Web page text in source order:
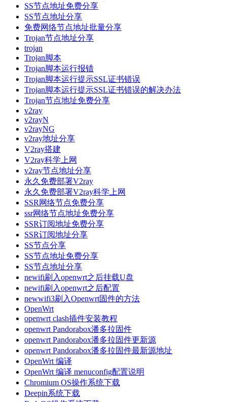
SS节点地址免费分享
SS节点地址分享
免费网络节点地址批量分享
Trojan节点地址分享
trojan
Trojan脚本
Trojan脚本运行报错
Trojan脚本运行提示SSL证书错误
Trojan脚本运行提示SSL证书错误的解决办法
Trojan节点地址免费分享
v2ray
v2rayN
v2rayNG
v2ray地址分享
V2ray搭建
V2ray科学上网
v2ray节点地址分享
永久免费部署V2ray
永久免费部署V2ray科学上网
SSR网络节点免费分享
ssr网络节点地址免费分享
SSR订阅地址免费分享
SSR订阅地址分享
SS节点分享
SS节点地址免费分享
SS节点地址分享
newifi刷入openwrt之后挂载U盘
newifi刷入openwrt之后配置
newwifi3刷入Openwrt固件的方法
OpenWrt
openwrt clash插件安装教程
openwrt Pandorabox潘多拉固件
openwrt Pandorabox潘多拉固件更新源
openwrt Pandorabox潘多拉固件最新源地址
OpenWrt 编译
OpenWrt 编译 menuconfig配置说明
Chromium OS操作系统下载
Deepin系统下载